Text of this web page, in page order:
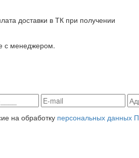
доставки в ТК при получении
с менеджером.
на обработку персональных данных